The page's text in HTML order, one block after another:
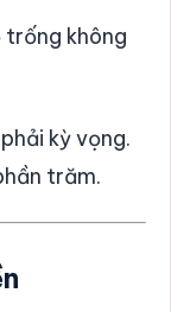
không
kỳ vọng.
trăm.